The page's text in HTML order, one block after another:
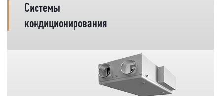
Системы
кондиционирования